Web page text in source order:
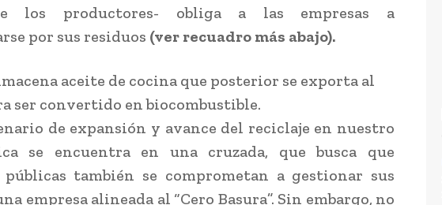
los productores- obliga a las empresas a
por sus residuos (ver recuadro más abajo).
aceite de cocina que posterior se exporta al
ser convertido en biocombustible.
de expansión y avance del reciclaje en nuestro
se encuentra en una cruzada, que busca que
también se comprometan a gestionar sus
empresa alineada al “Cero Basura”. Sin embargo, no